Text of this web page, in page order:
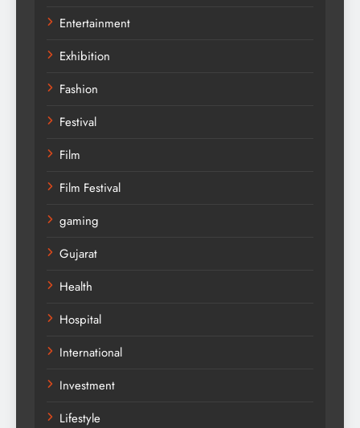
Entertainment
Exhibition
Fashion
Festival
Film
Film Festival
gaming
Gujarat
Health
Hospital
International
Investment
Lifestyle